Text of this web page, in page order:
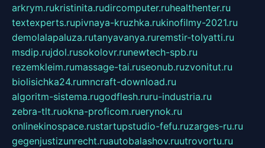
arkrym.rukristinita.rudircomputer.ruhealthenter.ru
textexperts.rupivnaya-kruzhka.rukinofilmy-2021.ru
demolalapaluza.rutanyavanya.ruremstir-tolyatti.ru
msdip.rujdol.rusokolovr.runewtech-spb.ru
rezemkleim.rumassage-tai.ruseonub.ruzvonitut.ru
biolisichka24.rumncraft-download.ru
algoritm-sistema.rugodflesh.ruru-industria.ru
zebra-tlt.ruokna-proficom.ruerynok.ru
onlinekinospace.rustartupstudio-fefu.ruzarges-ru.ru
gegenjustizunrecht.ruautobalashov.ruutrovortu.ru